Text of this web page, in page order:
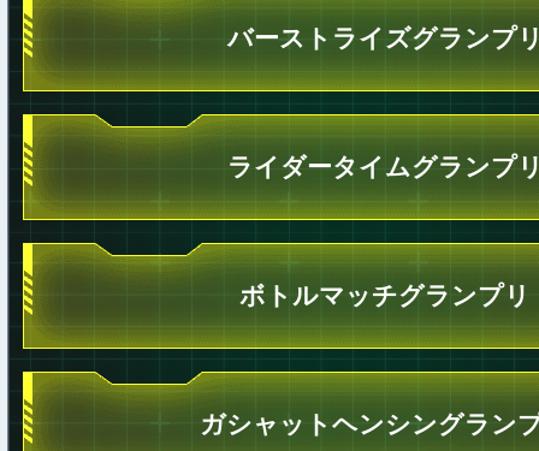
バーストライズグランプ
ライダータイムグランプ
ボトルマッチグランプリ
ガシャットヘンシングラン